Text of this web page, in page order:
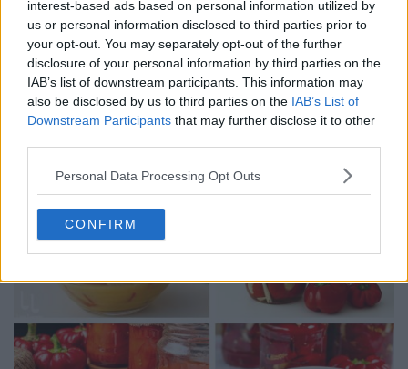
interest-based ads based on personal information utilized by
us or personal information disclosed to third parties prior to
your opt-out. You may separately opt-out of the further
disclosure of your personal information by third parties on the
IAB’s list of downstream participants. This information may
also be disclosed by us to third parties on the IAB’s List of
Downstream Participants that may further disclose it to other
Personal Data Processing Opt Outs
CONFIRM